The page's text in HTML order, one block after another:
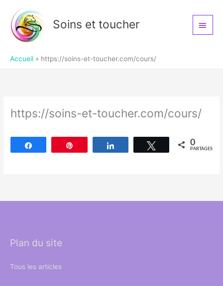
Soins et toucher
Accueil https://soins-et-toucher.com/cours/
https://soins-et-toucher.com/cours/
Tweetez 0
PARTAGES
Plan du site
Tous les articles